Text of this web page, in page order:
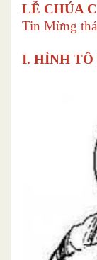
LỄ CHÚA
Tin Mừng
I. HÌNH TÔ